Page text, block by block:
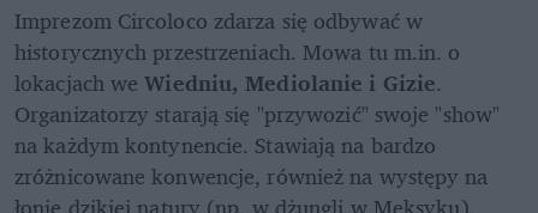
Imprezom Circoloco zdarza się odbywać w
historycznych przestrzeniach. Mowa tu m.in. o
lokacjach we Wiedniu, Mediolanie i Gizie.
Organizatorzy starają się "przywozić" swoje "show"
na każdym kontynencie. Stawiają na bardzo
zróżnicowane konwencje, również na występy na